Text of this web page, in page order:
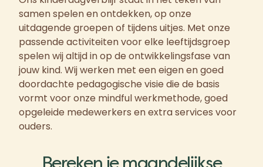
samen spelen en ontdekken, op onze
uitdagende groepen of tijdens uitjes. Met onze
passende activiteiten voor elke leeftijdsgroep
spelen wij altijd in op de ontwikkelingsfase van
jouw kind. Wij werken met een eigen en goed
doordachte pedagogische visie die de basis
vormt voor onze mindful werkmethode, goed
opgeleide medewerkers en extra services voor
ouders.